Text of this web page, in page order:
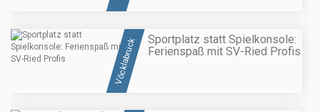
Vöcklabruck
Sportplatz statt Spielkonsole:
Ferienspaß mit SV-Ried Profis